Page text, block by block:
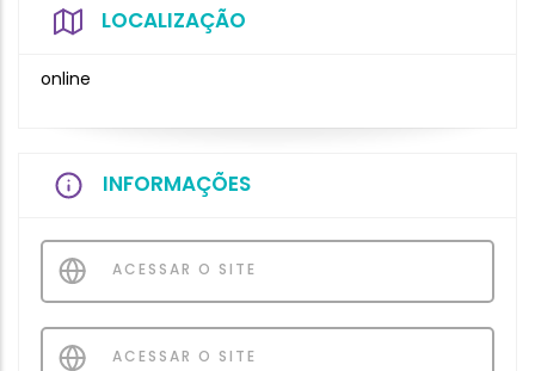
LOCALIZAÇÃO
online
INFORMAÇÕES
ACESSAR O SITE
ACESSAR O SITE